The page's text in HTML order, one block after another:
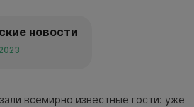
новости
всемирно известные гости: уже